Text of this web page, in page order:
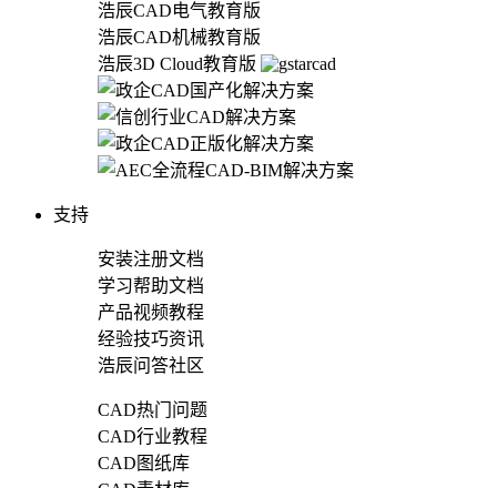
浩辰CAD电气教育版
浩辰CAD机械教育版
浩辰3D Cloud教育版
支持
安装注册文档
学习帮助文档
产品视频教程
经验技巧资讯
浩辰问答社区
CAD热门问题
CAD行业教程
CAD图纸库